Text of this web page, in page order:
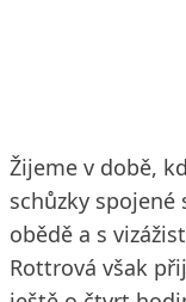
Žijeme v době,
schůzky
obědě a s
Rottrová však